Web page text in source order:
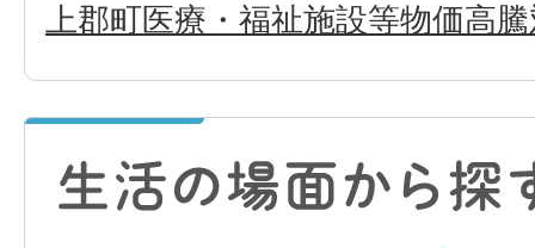
上郡町医療・福祉施設等物価高